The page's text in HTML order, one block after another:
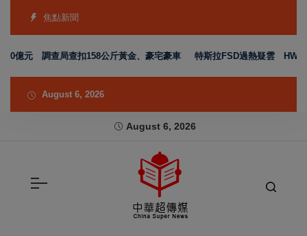
焦點新聞
億元 調查局查扣158公斤黃金、豪宅豪車 特斯拉FSD過熱疑雲 HW3車
August 6, 2026
August 6, 2026